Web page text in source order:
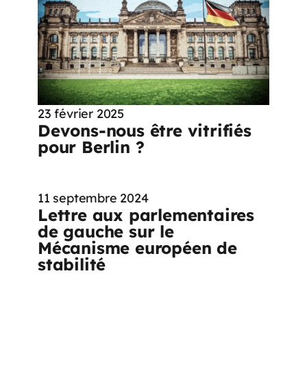
23 février 2025
Devons-nous être vitrifiés
pour Berlin ?
11 septembre 2024
Lettre aux parlementaires
de gauche sur le
Mécanisme européen de
stabilité